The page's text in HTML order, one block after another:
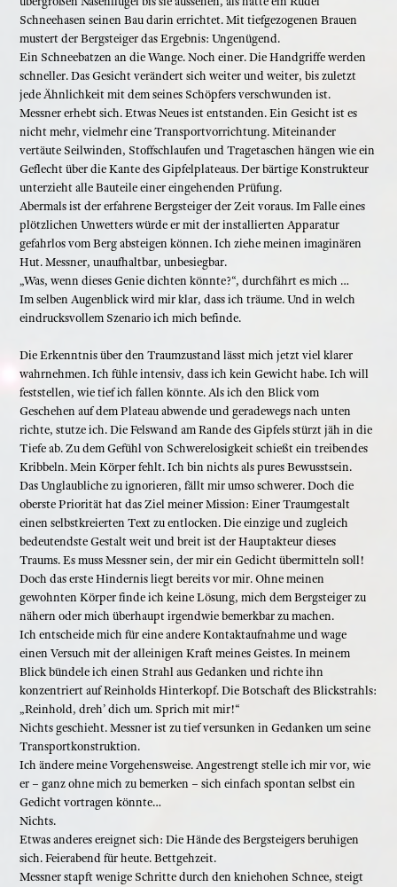
Schneehasen seinen Bau darin errichtet. Mit tiefgezogenen Brauen
mustert der Bergsteiger das Ergebnis: Ungenügend.
Ein Schneebatzen an die Wange. Noch einer. Die Handgriffe werden
schneller. Das Gesicht verändert sich weiter und weiter, bis zuletzt
jede Ähnlichkeit mit dem seines Schöpfers verschwunden ist.
Messner erhebt sich. Etwas Neues ist entstanden. Ein Gesicht ist es
nicht mehr, vielmehr eine Transportvorrichtung. Miteinander
vertäute Seilwinden, Stoffschlaufen und Tragetaschen hängen wie ein
Geflecht über die Kante des Gipfelplateaus. Der bärtige Konstrukteur
unterzieht alle Bauteile einer eingehenden Prüfung.
Abermals ist der erfahrene Bergsteiger der Zeit voraus. Im Falle eines
plötzlichen Unwetters würde er mit der installierten Apparatur
gefahrlos vom Berg absteigen können. Ich ziehe meinen imaginären
Hut. Messner, unaufhaltbar, unbesiegbar.
„Was, wenn dieses Genie dichten könnte?“, durchfährt es mich …
Im selben Augenblick wird mir klar, dass ich träume. Und in welch
eindrucksvollem Szenario ich mich befinde.
Die Erkenntnis über den Traumzustand lässt mich jetzt viel klarer
wahrnehmen. Ich fühle intensiv, dass ich kein Gewicht habe. Ich will
feststellen, wie tief ich fallen könnte. Als ich den Blick vom
Geschehen auf dem Plateau abwende und geradewegs nach unten
richte, stutze ich. Die Felswand am Rande des Gipfels stürzt jäh in die
Tiefe ab. Zu dem Gefühl von Schwerelosigkeit schießt ein treibendes
Kribbeln. Mein Körper fehlt. Ich bin nichts als pures Bewusstsein.
Das Unglaubliche zu ignorieren, fällt mir umso schwerer. Doch die
oberste Priorität hat das Ziel meiner Mission: Einer Traumgestalt
einen selbstkreierten Text zu entlocken. Die einzige und zugleich
bedeutendste Gestalt weit und breit ist der Hauptakteur dieses
Traums. Es muss Messner sein, der mir ein Gedicht übermitteln soll!
Doch das erste Hindernis liegt bereits vor mir. Ohne meinen
gewohnten Körper finde ich keine Lösung, mich dem Bergsteiger zu
nähern oder mich überhaupt irgendwie bemerkbar zu machen.
Ich entscheide mich für eine andere Kontaktaufnahme und wage
einen Versuch mit der alleinigen Kraft meines Geistes. In meinem
Blick bündele ich einen Strahl aus Gedanken und richte ihn
konzentriert auf Reinholds Hinterkopf. Die Botschaft des Blickstrahls:
„Reinhold, dreh’ dich um. Sprich mit mir!“
Nichts geschieht. Messner ist zu tief versunken in Gedanken um seine
Transportkonstruktion.
Ich ändere meine Vorgehensweise. Angestrengt stelle ich mir vor, wie
er – ganz ohne mich zu bemerken – sich einfach spontan selbst ein
Gedicht vortragen könnte…
Nichts.
Etwas anderes ereignet sich: Die Hände des Bergsteigers beruhigen
sich. Feierabend für heute. Bettgehzeit.
Messner stapft wenige Schritte durch den kniehohen Schnee, steigt